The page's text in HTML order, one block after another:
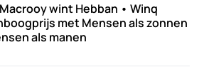
wint Hebban • Winq
met Mensen als zonnen
als manen